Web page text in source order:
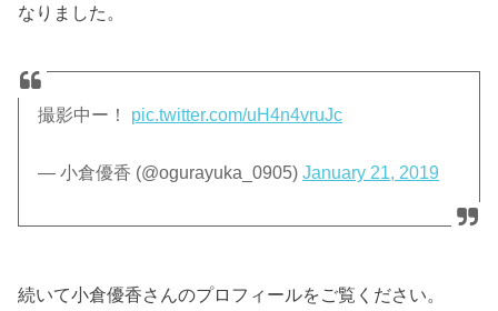
なりました。
撮影中ー！ pic.twitter.com/uH4n4vruJc
— 小倉優香 (@ogurayuka_0905)January 21, 2019
続いて小倉優香さんのプロフィールをご覧ください。